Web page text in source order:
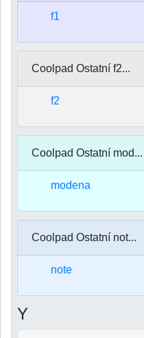
f1
Coolpad Ostatní f2...
f2
Coolpad Ostatní mod...
modena
Coolpad Ostatní not...
note
Y